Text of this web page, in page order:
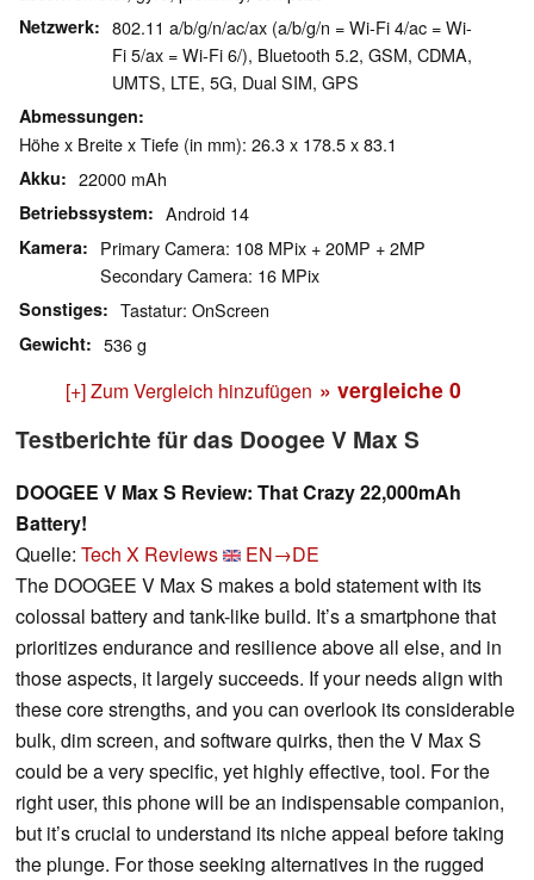
Netzwerk
802.11 a/b/g/n/ac/ax (a/b/g/n = Wi-Fi 4/ac = Wi-
Fi 5/ax = Wi-Fi 6/), Bluetooth 5.2, GSM, CDMA,
UMTS, LTE, 5G, Dual SIM, GPS
Abmessungen
Höhe x Breite x Tiefe (in mm): 26.3 x 178.5 x 83.1
Akku 22000 mAh
Betriebssystem Android 14
Kamera
Primary Camera: 108 MPix + 20MP + 2MP
Secondary Camera: 16 MPix
Sonstiges Tastatur: OnScreen
Gewicht 536 g
[+] Zum Vergleich hinzufügen » vergleiche 0
Testberichte für das Doogee V Max S
DOOGEE V Max S Review: That Crazy 22,000mAh
Battery!
Quelle: Tech X Reviews
EN→DE
The DOOGEE V Max S makes a bold statement with its
colossal battery and tank-like build. It’s a smartphone that
prioritizes endurance and resilience above all else, and in
those aspects, it largely succeeds. If your needs align with
these core strengths, and you can overlook its considerable
bulk, dim screen, and software quirks, then the V Max S
could be a very specific, yet highly effective, tool. For the
right user, this phone will be an indispensable companion,
but it’s crucial to understand its niche appeal before taking
the plunge. For those seeking alternatives in the rugged